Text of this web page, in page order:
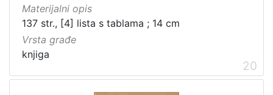
Materijalni opis
137 str., [4] lista s tablama ; 14 cm
Vrsta građe
knjiga
20